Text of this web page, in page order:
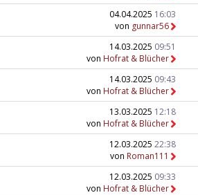
04.04.2025 16:03
von gunnar56
14.03.2025 09:51
von Hofrat & Blücher
14.03.2025 09:43
von Hofrat & Blücher
13.03.2025 12:18
von Hofrat & Blücher
12.03.2025 22:38
von Roman111
12.03.2025 09:33
von Hofrat & Blücher